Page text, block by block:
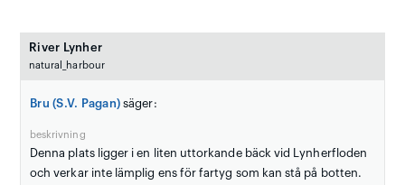
River Lynher
natural_harbour
Bru (S.V. Pagan) säger:
beskrivning
Denna plats ligger i en liten uttorkande bäck vid Lynherfloden
och verkar inte lämplig ens för fartyg som kan stå på botten.